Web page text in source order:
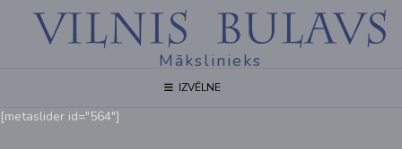
Mākslinieks
IZVĒLNE
[metaslider id="564"]